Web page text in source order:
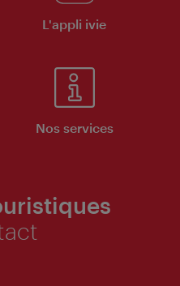
L'appli ivie
Nos services